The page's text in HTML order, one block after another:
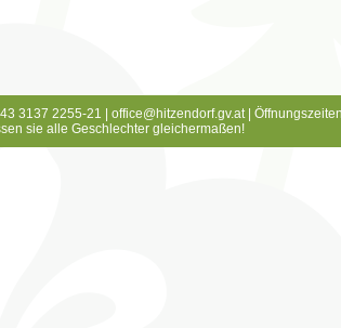
3137 2255-21 | office@hitzendorf.gv.at| Öffnungszeiten
sie alle Geschlechter gleichermaßen!